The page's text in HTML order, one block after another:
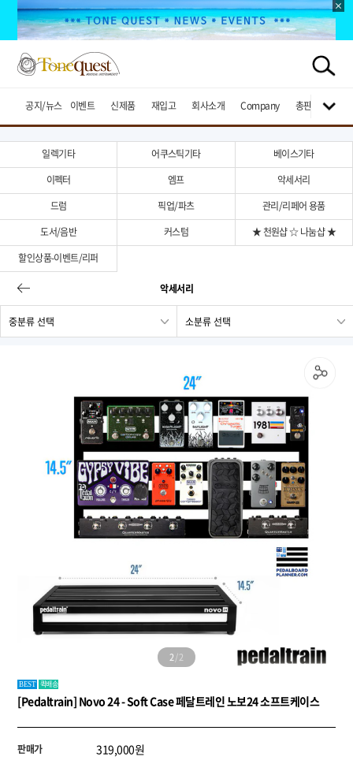
공지/뉴스 이벤트 신제품 재입고 회사소개 Company 총판브랜드
일렉기타 어쿠스틱기타
베이스기타
이펙터
엠프
악세서리
드럼
픽업/파츠
관리/리페어 용품
도서/음반
커스텀
★ 천원샵 ☆ 나눔샵 ★
할인상품-이벤트/리퍼
악세서리
1/2
BEST 퀵배송
[Pedaltrain] Novo 24 - Soft Case 페달트레인 노보24 소프트케이스
판매가 319,000원